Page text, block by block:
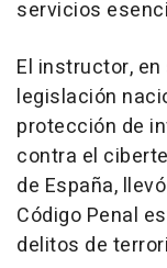
servicios
El instructor,
legislación
protección de
contra el
de España,
Código Penal
delitos de